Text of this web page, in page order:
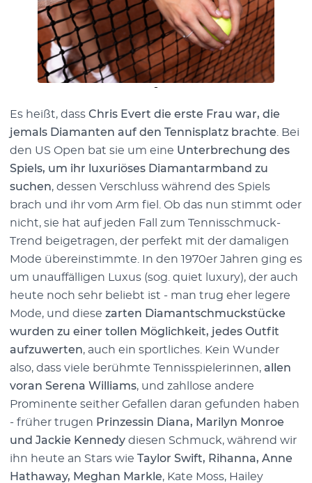
Es heißt, dass Chris Evert die erste Frau war, die
jemals Diamanten auf den Tennisplatz brachte . Bei
den US Open bat sie um eine Unterbrechung des
Spiels, um ihr luxuriöses Diamantarmband zu
suchen, dessen Verschluss während des Spiels
brach und ihr vom Arm fiel. Ob das nun stimmt oder
nicht, sie hat auf jeden Fall zum Tennisschmuck-
Trend beigetragen, der perfekt mit der damaligen
Mode übereinstimmte. In den 1970er Jahren ging es
um unauffälligen Luxus (sog. quiet luxury), der auch
heute noch sehr beliebt ist - man trug eher legere
Mode, und diese zarten Diamantschmuckstücke
wurden zu einer tollen Möglichkeit, jedes Outfit
aufzuwerten, auch ein sportliches. Kein Wunder
also, dass viele berühmte Tennisspielerinnen, allen
voran Serena Williams, und zahllose andere
Prominente seither Gefallen daran gefunden haben
- früher trugen Prinzessin Diana, Marilyn Monroe
und Jackie Kennedy diesen Schmuck, während wir
ihn heute an Stars wie Taylor Swift, Rihanna, Anne
Hathaway, Meghan Markle, Kate Moss, Hailey